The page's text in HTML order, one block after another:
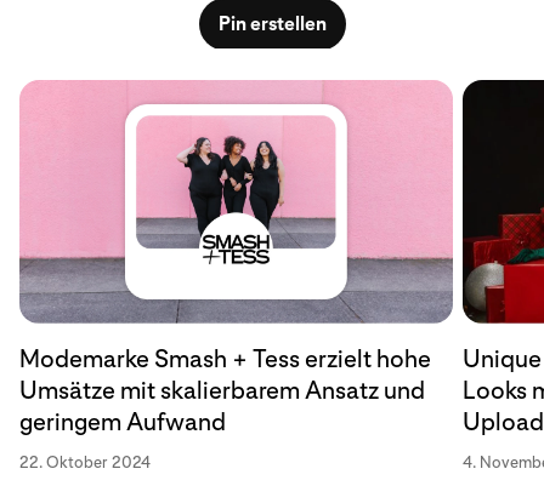
Pin erstellen
Modemarke Smash + Tess erzielt hohe
Umsätze mit skalierbarem Ansatz und
geringem Aufwand
22. Oktober 2024
Looks
4.